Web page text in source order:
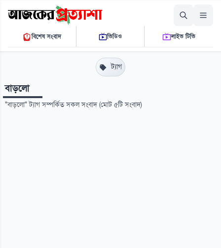
শনিবার, ০৮ আগস্ট ২০২৬
০৩ ২৪ ১১ পি.এম.THE DAILY AJKER PROTTASHA
বিশেষ সংবাদ ভিডিও লাইভ টিভি
ট্যাগ
বাড়লো
"বাড়লো" ট্যাগ সম্পর্কিত সকল সংবাদ (মোট ৫টি সংবাদ)